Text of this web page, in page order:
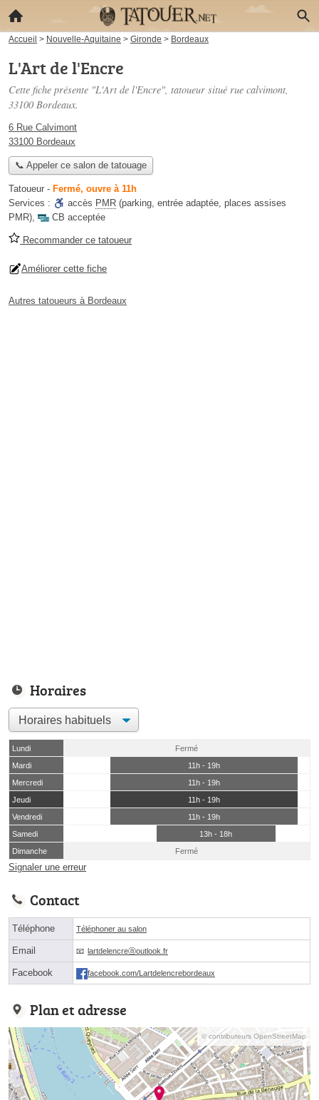
Accueil > Nouvelle-Aquitaine > Gironde > Bordeaux
L'Art de l'Encre
Cette fiche présente "L'Art de l'Encre", tatoueur situé rue calvimont,
33100 Bordeaux.
6 Rue Calvimont
33100 Bordeaux
📞 Appeler ce salon de tatouage
Tatoueur - Fermé, ouvre à 11h
Services :
accès PMR (parking, entrée adaptée, places assises
PMR), CB acceptée
Recommander ce tatoueur
Améliorer cette fiche
Autres tatoueurs à Bordeaux
Horaires
Lundi
Fermé
Mardi
11h - 19h
Mercredi
11h - 19h
Jeudi
11h - 19h
Vendredi
11h - 19h
Samedi
13h - 18h
Dimanche
Fermé
Signaler une erreur
Contact
Téléphone Téléphoner au salon
Email lartdelencreⓐoutlook.fr
Facebook facebook.com/Lartdelencrebordeaux
Plan et adresse
© contributeurs OpenStreetMap